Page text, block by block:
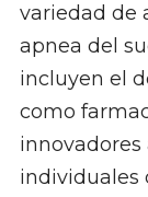
variedad de
apnea del
incluyen el
como
innovadores
individuales